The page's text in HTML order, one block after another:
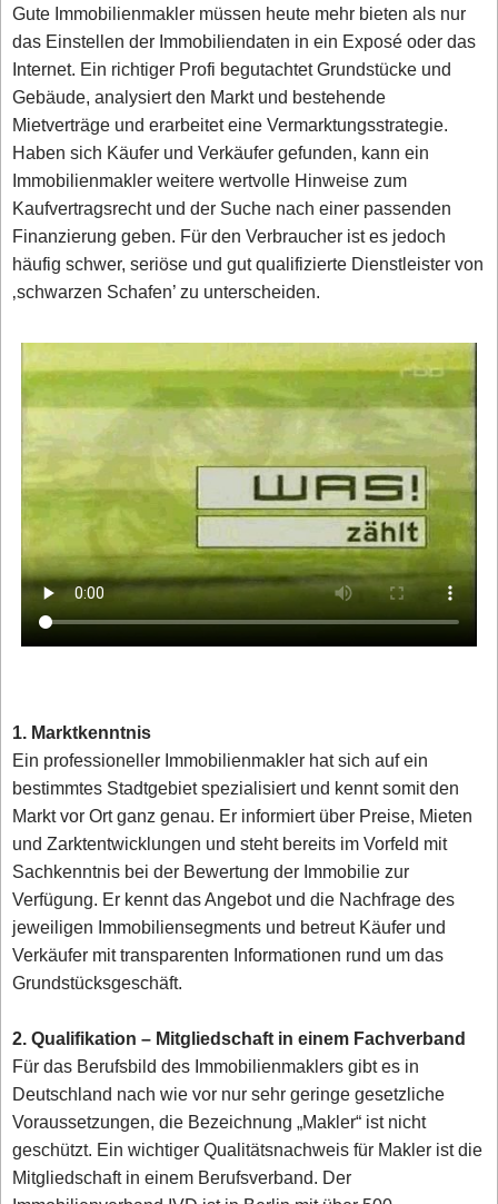
Gute Immobilienmakler müssen heute mehr bieten als nur
das Einstellen der Immobiliendaten in ein Exposé oder das
Internet. Ein richtiger Profi begutachtet Grundstücke und
Gebäude, analysiert den Markt und bestehende
Mietverträge und erarbeitet eine Vermarktungsstrategie.
Haben sich Käufer und Verkäufer gefunden, kann ein
Immobilienmakler weitere wertvolle Hinweise zum
Kaufvertragsrecht und der Suche nach einer passenden
Finanzierung geben. Für den Verbraucher ist es jedoch
häufig schwer, seriöse und gut qualifizierte Dienstleister von
‚schwarzen Schafen’ zu unterscheiden.
1. Marktkenntnis
Ein professioneller Immobilienmakler hat sich auf ein
bestimmtes Stadtgebiet spezialisiert und kennt somit den
Markt vor Ort ganz genau. Er informiert über Preise, Mieten
und Zarktentwicklungen und steht bereits im Vorfeld mit
Sachkenntnis bei der Bewertung der Immobilie zur
Verfügung. Er kennt das Angebot und die Nachfrage des
jeweiligen Immobiliensegments und betreut Käufer und
Verkäufer mit transparenten Informationen rund um das
Grundstücksgeschäft.
2. Qualifikation – Mitgliedschaft in einem Fachverband
Für das Berufsbild des Immobilienmaklers gibt es in
Deutschland nach wie vor nur sehr geringe gesetzliche
Voraussetzungen, die Bezeichnung „Makler“ ist nicht
geschützt. Ein wichtiger Qualitätsnachweis für Makler ist die
Mitgliedschaft in einem Berufsverband. Der